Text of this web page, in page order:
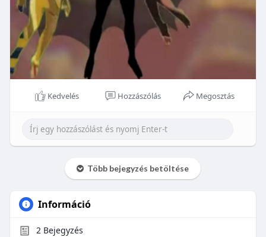
Kedvelés Hozzászólás Megosztás
Több bejegyzés betöltése
Információ
2Bejegyzés